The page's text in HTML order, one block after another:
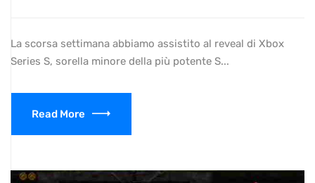
La scorsa settimana abbiamo assistito al reveal di Xbox
Series S, sorella minore della più potente S...
Read More